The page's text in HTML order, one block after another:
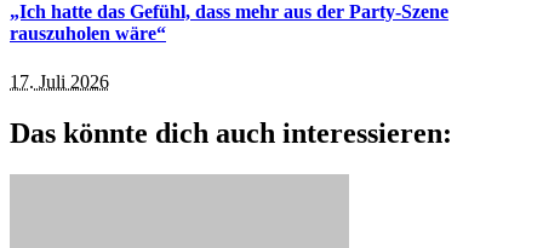
„Ich hatte das Gefühl, dass mehr aus der Party-Szene
rauszuholen wäre“
17. Juli 2026
Das könnte dich auch interessieren: